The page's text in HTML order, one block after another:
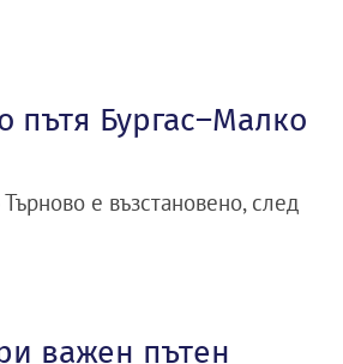
пътя Бургас–Малко
е възстановено, след
важен пътен